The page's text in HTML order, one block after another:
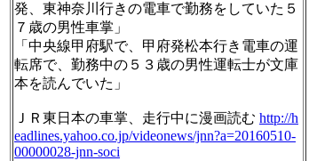
発、東神奈川行きの電車で勤務をしていた５
７歳の男性車掌」
「中央線甲府駅で、甲府発松本行き電車の運
転席で、勤務中の５３歳の男性運転士が文庫
本を読んでいた」
ＪＲ東日本の車掌、走行中に漫画読む http://h
eadlines.yahoo.co.jp/videonews/jnn?a=20160510-
00000028-jnn-soci